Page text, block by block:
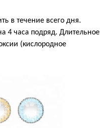
в течение всего дня.
4 часа подряд. Длительное
(кислородное